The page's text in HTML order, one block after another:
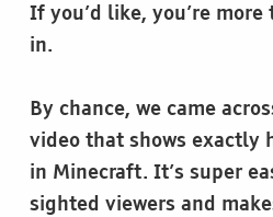
If you’d like, you’re
in.
By chance, we came
video that shows exactly
in Minecraft. It’s super
sighted viewers and